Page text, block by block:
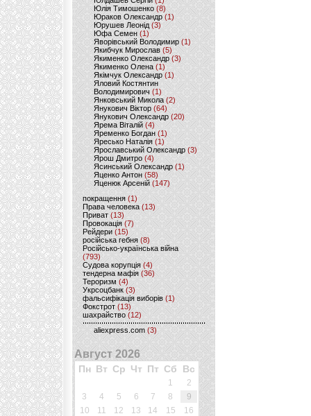
Юлія Тимошенко (8)
Юраков Олександр (1)
Юрушев Леонід (3)
Юфа Семен (1)
Яворівський Володимир (1)
Якибчук Мирослав (5)
Якименко Олександр (3)
Якименко Олена(1)
Якімчук Олександр (1)
Яловий Костянтин
Володимирович (1)
Янковський Микола(2)
Янукович Віктор (64)
Янукович Олександр(20)
Ярема Віталій(4)
Яременко Богдан(1)
Яресько Наталія(1)
Ярославський Олександр (3)
Ярош Дмитро (4)
Ясинський Олександр (1)
Яценко Антон(58)
Яценюк Арсеній (147)
покращення (1)
Права человека(13)
Приват (13)
Провокація (7)
Рейдери (15)
російська гебня (8)
Російсько-українська війна
(793)
Судова корупція (4)
тендерна мафія (36)
Тероризм (4)
Укрсоцбанк (3)
фальсифікація виборів (1)
Фокстрот(13)
шахрайство (12)
aliexpress.com (3)
Август 2026
Пн Вт Ср Чт Пт Сб Вс
1
2
3
4 5 6 7 8
9
10
11 12 13 14 15
16